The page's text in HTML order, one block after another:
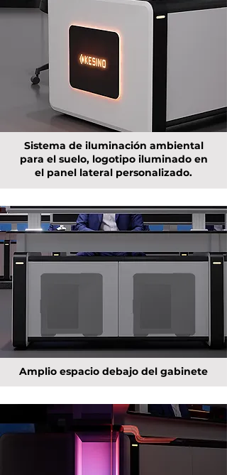
Sistema de iluminación ambiental
para el suelo, logotipo iluminado en
el panel lateral personalizado.
Amplio espacio debajo del gabinete